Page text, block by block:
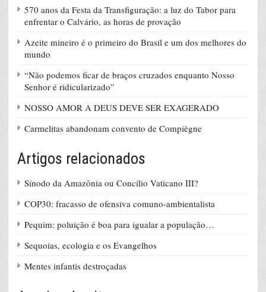
570 anos da Festa da Transfiguração: a luz do Tabor para
enfrentar o Calvário, as horas de provação
Azeite mineiro é o primeiro do Brasil e um dos melhores do
mundo
“Não podemos ficar de braços cruzados enquanto Nosso
Senhor é ridicularizado”
NOSSO AMOR A DEUS DEVE SER EXAGERADO
Carmelitas abandonam convento de Compiègne
Artigos relacionados
Sínodo da Amazônia ou Concílio Vaticano III?
COP30: fracasso de ofensiva comuno-ambientalista
Pequim: poluição é boa para igualar a população…
Sequoias, ecologia e os Evangelhos
Mentes infantis destroçadas